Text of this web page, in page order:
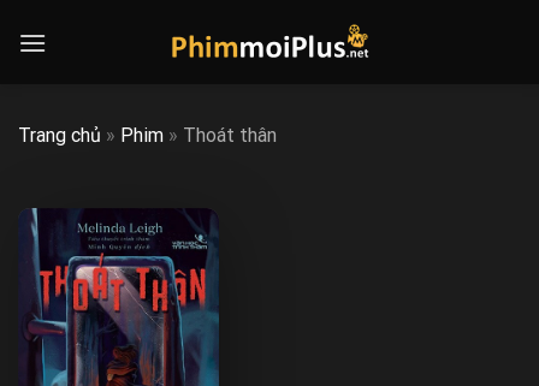
Trang chủ » Phim » Thoát thân